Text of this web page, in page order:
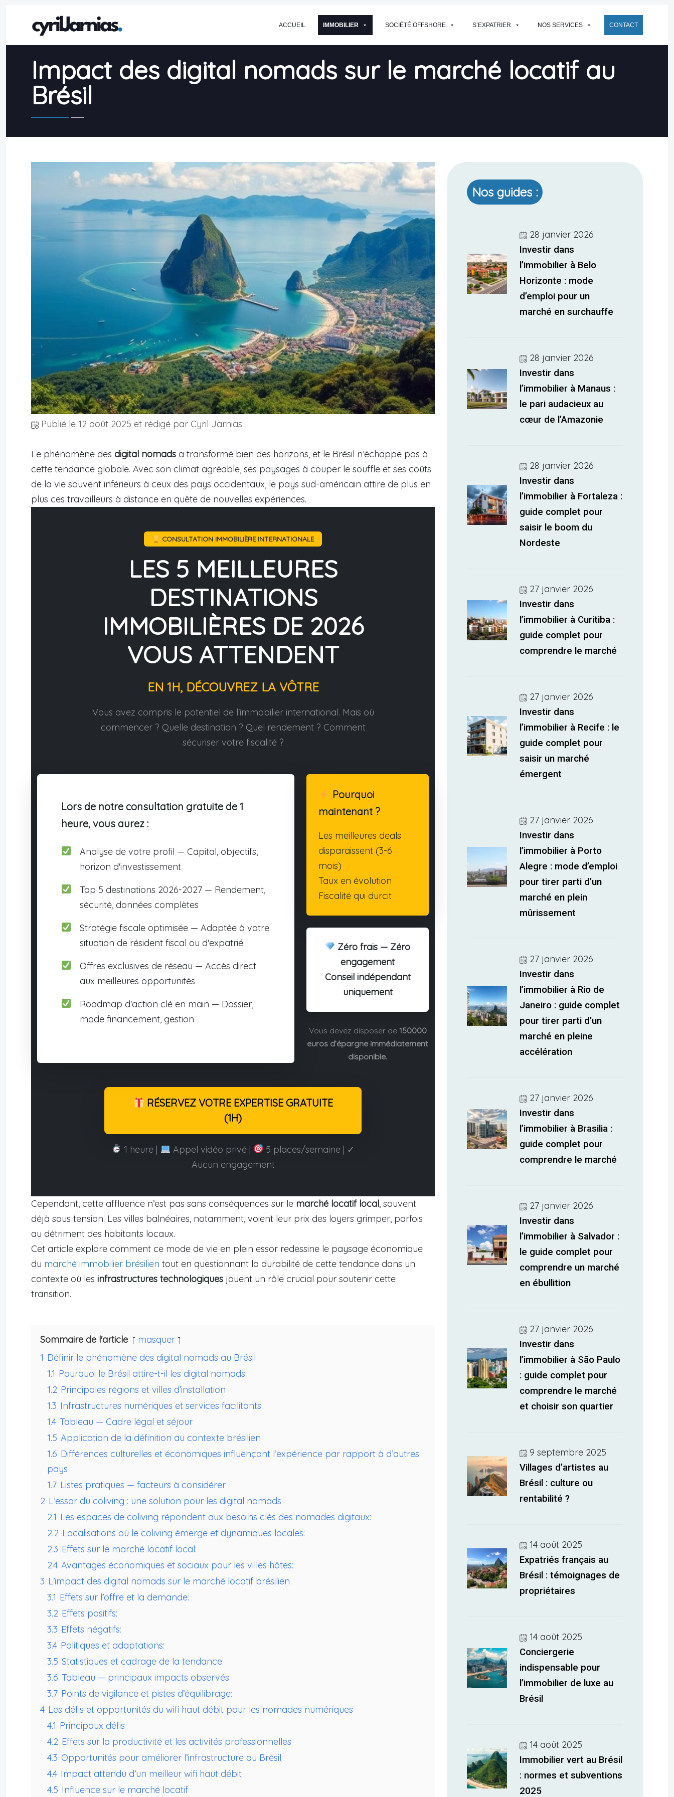
ACCUEIL IMMOBILIER SOCIÉTÉ OFFSHORE S’EXPATRIER NOS SERVICES CONTACT
Impact des digital nomads sur le marché locatif au
Brésil
Publié le 12 août 2025 et rédigé par Cyril Jarnias
Le phénomène des digital nomads a transformé bien des horizons, et le Brésil n’échappe pas à
cette tendance globale. Avec son climat agréable, ses paysages à couper le souffle et ses coûts
de la vie souvent inférieurs à ceux des pays occidentaux, le pays sud-américain attire de plus en
plus ces travailleurs à distance en quête de nouvelles expériences.
CONSULTATION IMMOBILIÈRE INTERNATIONALE
LES 5 MEILLEURES
DESTINATIONS
IMMOBILIÈRES DE 2026
VOUS ATTENDENT
EN 1H, DÉCOUVREZ LA VÔTRE
Vous avez compris le potentiel de l'immobilier international. Mais où
commencer ? Quelle destination ? Quel rendement ? Comment
sécuriser votre fiscalité ?
Lors de notre consultation gratuite de 1
heure, vous aurez :
Analyse de votre profil — Capital, objectifs,
horizon d'investissement
Top 5 destinations 2026-2027 — Rendement,
sécurité, données complètes
Stratégie fiscale optimisée — Adaptée à votre
situation de résident fiscal ou d'expatrié
Offres exclusives de réseau — Accès direct
aux meilleures opportunités
Roadmap d'action clé en main — Dossier,
mode financement, gestion
Pourquoi
maintenant ?
Les meilleures deals
disparaissent (3-6
mois)
Taux en évolution
Fiscalité qui durcit
Zéro frais — Zéro
engagement
Conseil indépendant
uniquement
Vous devez disposer de 150000
euros d’épargne immédiatement
disponible.
RÉSERVEZ VOTRE EXPERTISE GRATUITE
(1H)
1 heure | Appel vidéo privé |
5 places/semaine | ✓
Aucun engagement
Cependant, cette affluence n’est pas sans conséquences sur le marché locatif local , souvent
déjà sous tension. Les villes balnéaires, notamment, voient leur prix des loyers grimper, parfois
au détriment des habitants locaux.
Cet article explore comment ce mode de vie en plein essor redessine le paysage économique
du marché immobilier brésilien tout en questionnant la durabilité de cette tendance dans un
contexte où les infrastructures technologiques jouent un rôle crucial pour soutenir cette
transition.
Sommaire de l'article
masquer
1 Définir le phénomène des digital nomads au Brésil
1.1 Pourquoi le Brésil attire-t-il les digital nomads
1.2 Principales régions et villes d’installation
1.3 Infrastructures numériques et services facilitants
1.4 Tableau — Cadre légal et séjour
1.5 Application de la définition au contexte brésilien
1.6 Différences culturelles et économiques influençant l’expérience par rapport à d’autres
pays
1.7 Listes pratiques — facteurs à considérer
2 L’essor du coliving : une solution pour les digital nomads
2.1 Les espaces de coliving répondent aux besoins clés des nomades digitaux:
2.2 Localisations où le coliving émerge et dynamiques locales:
2.3 Effets sur le marché locatif local:
2.4 Avantages économiques et sociaux pour les villes hôtes:
3 L’impact des digital nomads sur le marché locatif brésilien
3.1 Effets sur l’offre et la demande:
3.2 Effets positifs:
3.3 Effets négatifs:
3.4 Politiques et adaptations:
3.5 Statistiques et cadrage de la tendance:
3.6 Tableau — principaux impacts observés
3.7 Points de vigilance et pistes d’équilibrage:
4 Les défis et opportunités du wifi haut débit pour les nomades numériques
4.1 Principaux défis
4.2 Effets sur la productivité et les activités professionnelles
4.3 Opportunités pour améliorer l’infrastructure au Brésil
4.4 Impact attendu d’un meilleur wifi haut débit
4.5 Influence sur le marché locatif
Nos guides :
28 janvier 2026
Investir dans
l’immobilier à Belo
Horizonte : mode
d’emploi pour un
marché en surchauffe
28 janvier 2026
Investir dans
l’immobilier à Manaus :
le pari audacieux au
cœur de l’Amazonie
28 janvier 2026
Investir dans
l’immobilier à Fortaleza :
guide complet pour
saisir le boom du
Nordeste
27 janvier 2026
Investir dans
l’immobilier à Curitiba :
guide complet pour
comprendre le marché
27 janvier 2026
Investir dans
l’immobilier à Recife : le
guide complet pour
saisir un marché
émergent
27 janvier 2026
Investir dans
l’immobilier à Porto
Alegre : mode d’emploi
pour tirer parti d’un
marché en plein
mûrissement
27 janvier 2026
Investir dans
l’immobilier à Rio de
Janeiro : guide complet
pour tirer parti d’un
marché en pleine
accélération
27 janvier 2026
Investir dans
l’immobilier à Brasilia :
guide complet pour
comprendre le marché
27 janvier 2026
Investir dans
l’immobilier à Salvador :
le guide complet pour
comprendre un marché
en ébullition
27 janvier 2026
Investir dans
l’immobilier à São Paulo
: guide complet pour
comprendre le marché
et choisir son quartier
9 septembre 2025
Villages d’artistes au
Brésil : culture ou
rentabilité ?
14 août 2025
Expatriés français au
Brésil : témoignages de
propriétaires
14 août 2025
Conciergerie
indispensable pour
l’immobilier de luxe au
Brésil
14 août 2025
Immobilier vert au Brésil
: normes et subventions
2025